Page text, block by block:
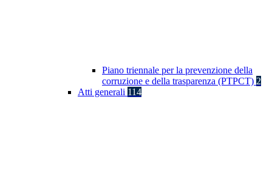
Piano triennale per la prevenzione della
corruzione e della trasparenza (PTPCT) 2
Atti generali 114